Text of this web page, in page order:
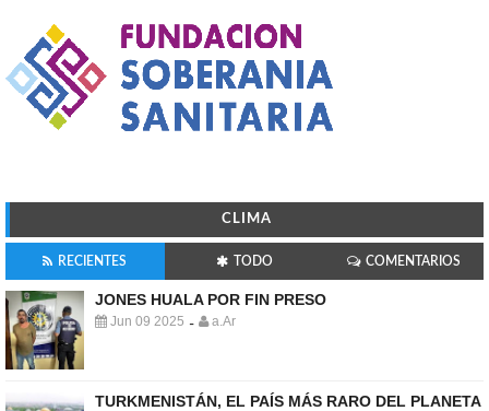
CLIMA
RECIENTES TODO COMENTARIOS
JONES HUALA POR FIN PRESO
Jun 09 2025 - a.Ar
TURKMENISTÁN, EL PAÍS MÁS RARO DEL PLANETA